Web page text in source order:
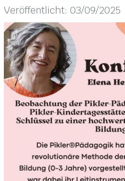
Veröffentlicht: 03/09/2025